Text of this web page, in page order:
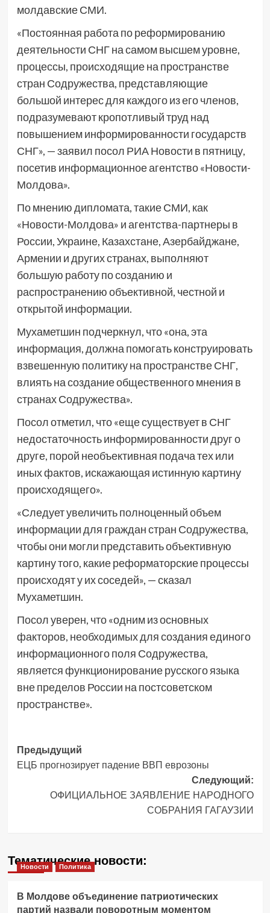
молдавские СМИ.
«Постоянная работа по реформированию
деятельности СНГ на самом высшем уровне,
процессы, происходящие на пространстве
стран Содружества, представляющие
большой интерес для каждого из его членов,
подразумевают кропотливый труд над
повышением информированности государств
СНГ», — заявил посол РИА Новости в пятницу,
посетив информационное агентство «Новости-
Молдова».
По мнению дипломата, такие СМИ, как
«Новости-Молдова» и агентства-партнеры в
России, Украине, Казахстане, Азербайджане,
Армении и других странах, выполняют
большую работу по созданию и
распространению объективной, честной и
открытой информации.
Мухаметшин подчеркнул, что «она, эта
информация, должна помогать конструировать
взвешенную политику на пространстве СНГ,
влиять на создание общественного мнения в
странах Содружества».
Посол отметил, что «еще существует в СНГ
недостаточность информированности друг о
друге, порой необъективная подача тех или
иных фактов, искажающая истинную картину
происходящего».
«Следует увеличить полноценный объем
информации для граждан стран Содружества,
чтобы они могли представить объективную
картину того, какие реформаторские процессы
происходят у их соседей», — сказал
Мухаметшин.
Посол уверен, что «одним из основных
факторов, необходимых для создания единого
информационного поля Содружества,
является функционирование русского языка
вне пределов России на постсоветском
пространстве».
Навигация
записи
Предыдущий
ЕЦБ прогнозирует падение ВВП еврозоны
Следующий:
ОФИЦИАЛЬНОЕ ЗАЯВЛЕНИЕ НАРОДНОГО
СОБРАНИЯ ГАГАУЗИИ
Тематические новости:
Новости Политика
В Молдове объединение патриотических
партий назвали поворотным моментом